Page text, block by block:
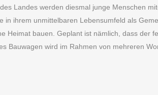
Landes werden diesmal junge Menschen
in ihrem unmittelbaren Lebensumfeld als
Heimat bauen. Geplant ist nämlich, dass der
Bauwagen wird im Rahmen von mehreren